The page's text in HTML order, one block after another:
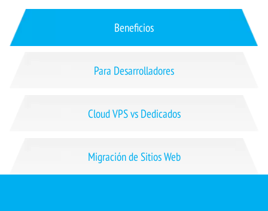
Beneficios
Para Desarrolladores
Cloud VPS vs Dedicados
Migración de Sitios Web